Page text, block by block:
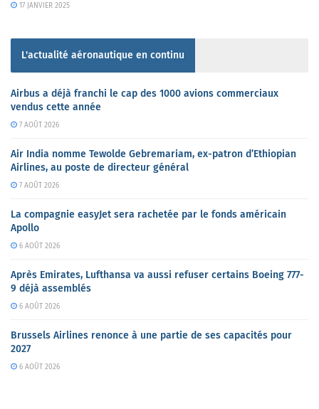
17 JANVIER 2025
L'actualité aéronautique en continu
Airbus a déjà franchi le cap des 1000 avions commerciaux
vendus cette année
7 AOÛT 2026
Air India nomme Tewolde Gebremariam, ex-patron d’Ethiopian
Airlines, au poste de directeur général
7 AOÛT 2026
La compagnie easyJet sera rachetée par le fonds américain
Apollo
6 AOÛT 2026
Après Emirates, Lufthansa va aussi refuser certains Boeing 777-
9 déjà assemblés
6 AOÛT 2026
Brussels Airlines renonce à une partie de ses capacités pour
2027
6 AOÛT 2026